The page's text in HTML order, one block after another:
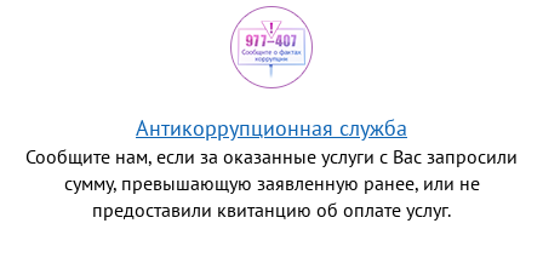
Антикоррупционная служба
Сообщите нам, если за оказанные услуги с Вас запросили
сумму, превышающую заявленную ранее, или не
предоставили квитанцию об оплате услуг.